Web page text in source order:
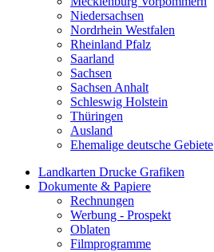
Niedersachsen
Nordrhein Westfalen
Rheinland Pfalz
Saarland
Sachsen
Sachsen Anhalt
Schleswig Holstein
Thüringen
Ausland
Ehemalige deutsche Gebiete
Landkarten Drucke Grafiken
Dokumente & Papiere
Rechnungen
Werbung - Prospekt
Oblaten
Filmprogramme